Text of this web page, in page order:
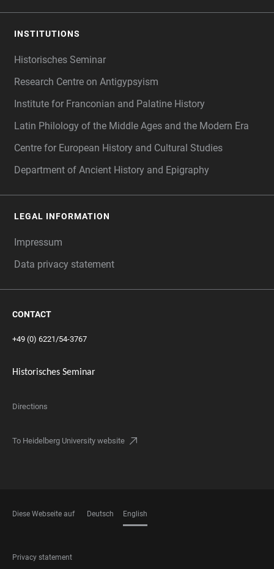
INSTITUTIONS
Historisches Seminar
Research Centre on Antigypsyism
Institute for Franconian and Palatine History
Latin Philology of the Middle Ages and the Modern Era
Centre for European History and Cultural Studies
Department of Ancient History and Epigraphy
LEGAL INFORMATION
Impressum
Data privacy statement
CONTACT
+49 (0) 6221/54-3767
Historisches Seminar
Directions
To Heidelberg University website
Diese Webseite auf Deutsch English
FOOTER
Privacy statement